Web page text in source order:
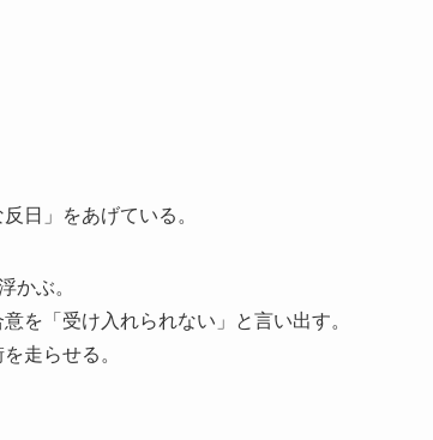
日」をあげている。
かぶ。
を「受け入れられない」と言い出す。
走らせる。